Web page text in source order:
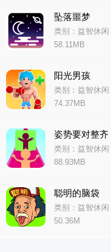
坠落噩梦
类别：益智休闲
58.11MB
阳光男孩
类别：益智休闲
74.37MB
姿势要对整齐
类别：益智休闲
88.93MB
聪明的脑袋
类别：益智休闲
50.36M